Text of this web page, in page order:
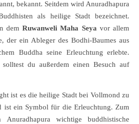
bekannt. Seitdem wird Anuradhapura
als heilige Stadt bezeichnet.
dem Ruwanweli Maha Seya vor allem
der ein Ableger des Bodhi-Baumes aus
Buddha seine Erleuchtung erlebte.
solltest du außerdem einen Besuch auf
ist es die heilige Stadt bei Vollmond zu
ist ein Symbol für die Erleuchtung. Zum
wichtige buddhistische